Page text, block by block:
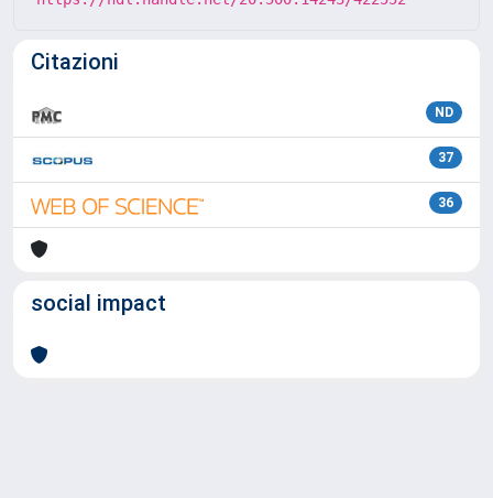
Citazioni
ND
37
36
social impact